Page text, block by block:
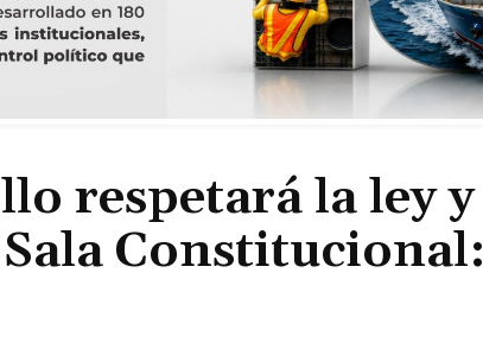
respetará la ley y
Constitucional: